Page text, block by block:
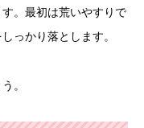
。最初は荒いやすりで
っかり落とします。
。